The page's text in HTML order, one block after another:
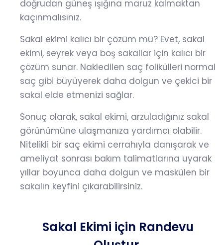
doğrudan güneş ışığına maruz kalmaktan
kaçınmalısınız.
Sakal ekimi kalıcı bir çözüm mü? Evet, sakal
ekimi, seyrek veya boş sakallar için kalıcı bir
çözüm sunar. Nakledilen saç folikülleri normal
saç gibi büyüyerek daha dolgun ve çekici bir
sakal elde etmenizi sağlar.
Sonuç olarak, sakal ekimi, arzuladığınız sakal
görünümüne ulaşmanıza yardımcı olabilir.
Nitelikli bir saç ekimi cerrahıyla danışarak ve
ameliyat sonrası bakım talimatlarına uyarak
yıllar boyunca daha dolgun ve maskülen bir
sakalın keyfini çıkarabilirsiniz.
Sakal Ekimi için Randevu